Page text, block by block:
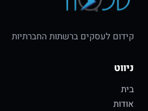
קידום לעסקים ברשתות החברתיות
ניווט
בית
אודות